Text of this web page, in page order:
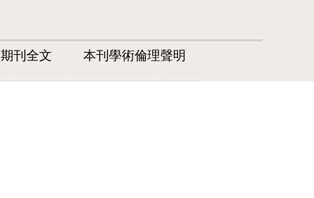
期刊全文 本刊學術倫理聲明